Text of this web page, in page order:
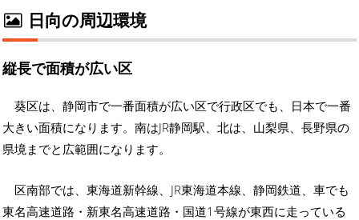
日向の周辺環境
縦長で面積が広い区
葵区は、静岡市で一番面積が広い区で行政区でも、日本で一番
大きい面積になります。南はJR静岡駅、北は、山梨県、長野県の
県境までと広範囲になります。
区南部では、東海道新幹線、JR東海道本線、静岡鉄道、車でも
東名高速道路・新東名高速道路・国道1号線が東西に走っている